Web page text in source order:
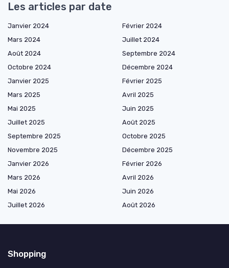
Les articles par date
Janvier 2024
Février 2024
Mars 2024
Juillet 2024
Août 2024
Septembre 2024
Octobre 2024
Décembre 2024
Janvier 2025
Février 2025
Mars 2025
Avril 2025
Mai 2025
Juin 2025
Juillet 2025
Août 2025
Septembre 2025
Octobre 2025
Novembre 2025
Décembre 2025
Janvier 2026
Février 2026
Mars 2026
Avril 2026
Mai 2026
Juin 2026
Juillet 2026
Août 2026
Shopping